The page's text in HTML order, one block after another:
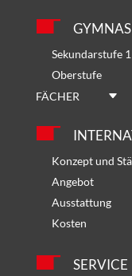
Sekundarstufe 1
Oberstufe
FÄCHER
Konzept und
Angebot
Ausstattung
Kosten
SERVICE